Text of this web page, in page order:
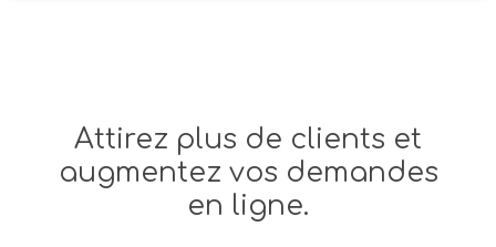
Attirez plus de clients et
augmentez vos demandes
en ligne.